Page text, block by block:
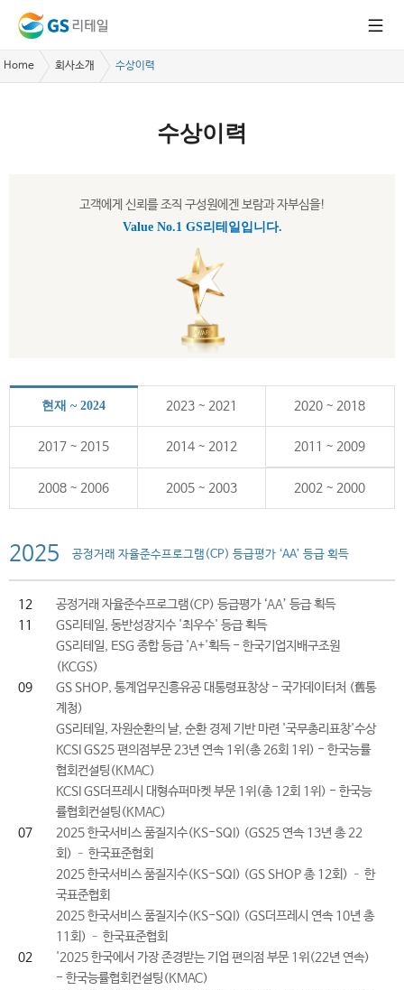
Home 회사소개 수상이력
수상이력
고객에게 신뢰를 조직 구성원에겐 보람과 자부심을!
Value No.1 GS리테일입니다.
현재 ~ 2024 2023 ~ 2021 2020 ~ 2018
2017 ~ 2015 2014 ~ 2012 2011 ~ 2009
2008 ~ 2006 2005 ~ 2003 2002 ~ 2000
2025 공정거래 자율준수프로그램(CP) 등급평가 ‘AA’ 등급 획득
12
공정거래 자율준수프로그램(CP) 등급평가 ‘AA’ 등급 획득
11
GS리테일, 동반성장지수 '최우수' 등급 획득
GS리테일, ESG 종합 등급 'A+'획득 - 한국기업지배구조원
(KCGS)
09
GS SHOP, 통계업무진흥유공 대통령표창상 - 국가데이터처 (舊통
계청)
GS리테일, 자원순환의 날, 순환 경제 기반 마련 '국무총리표창'수상
KCSI GS25 편의점부문 23년 연속 1위(총 26회 1위) - 한국능률
협회컨설팅(KMAC)
KCSI GS더프레시 대형슈퍼마켓 부문 1위(총 12회 1위) - 한국능
률협회컨설팅(KMAC)
07
2025 한국서비스 품질지수(KS-SQI) (GS25 연속 13년 총 22
회) – 한국표준협회
2025 한국서비스 품질지수(KS-SQI) (GS SHOP 총 12회) – 한
국표준협회
2025 한국서비스 품질지수(KS-SQI) (GS더프레시 연속 10년 총
11회) – 한국표준협회
02
'2025 한국에서 가장 존경받는 기업 편의점 부문 1위(22년 연속)
- 한국능률협회컨설팅(KMAC)